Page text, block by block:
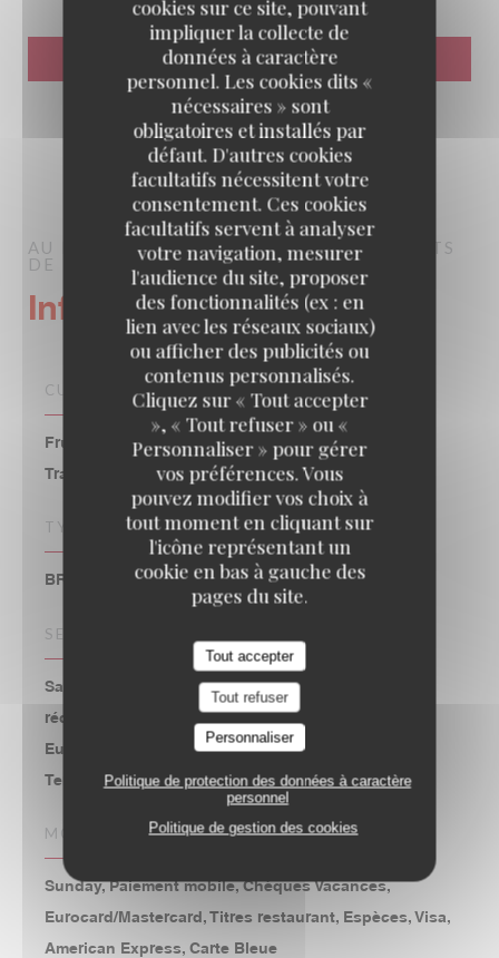
cookies sur ce site, pouvant
impliquer la collecte de
données à caractère
personnel. Les cookies dits «
nécessaires » sont
obligatoires et installés par
défaut. D'autres cookies
facultatifs nécessitent votre
consentement. Ces cookies
facultatifs servent à analyser
votre navigation, mesurer
l'audience du site, proposer
des fonctionnalités (ex : en
lien avec les réseaux sociaux)
ou afficher des publicités ou
contenus personnalisés.
Cliquez sur « Tout accepter
», « Tout refuser » ou «
Personnaliser » pour gérer
vos préférences. Vous
pouvez modifier vos choix à
tout moment en cliquant sur
l'icône représentant un
cookie en bas à gauche des
pages du site.
Tout accepter
Tout refuser
Personnaliser
Politique de protection des données à caractère
personnel
Politique de gestion des cookies
AU PIED DE COCHONBRASSERIE – FRUITS
DE MER A EMPORTERPARIS
Infos pratiques
CUISINE
Fruits de mer, Française Traditionnelle, Familiale,
Traditionnelle
TYPE DE RESTAURANT
BRASSERIE – FRUITS DE MER A EMPORTER
SERVICES
Salle climatisée, Accès aux personnes à mobilité
réduite, 2h de parking gratuites au Parking St
Eustache, Accès Wifi, Réservations, Privatisation,
Terrasse
MOYENS DE PAIEMENT
Sunday, Paiement mobile, Chèques Vacances,
Eurocard/Mastercard, Titres restaurant, Espèces, Visa,
American Express, Carte Bleue